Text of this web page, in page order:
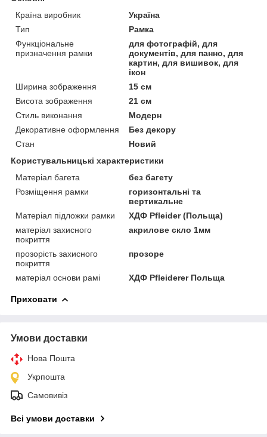
Країна виробник
Україна
Тип
Рамка
Функціональне
призначення рамки
для фотографій, для
документів, для панно, для
картин, для вишивок, для
ікон
Ширина зображення
15 см
Висота зображення
21 см
Стиль виконання
Модерн
Декоративне оформлення
Без декору
Стан
Новий
Користувальницькі характеристики
Матеріал багета
без багету
Розміщення рамки
горизонтальні та
вертикальне
Матеріал підложки рамки
ХДФ Pfleider (Польща)
матеріал захисного
покриття
акрилове скло 1мм
прозорість захисного
покриття
прозоре
матеріал основи рамі ХДФ Pfleiderer Польща
Приховати
Умови доставки
Нова Пошта
Укрпошта
Самовивіз
Всі умови доставки